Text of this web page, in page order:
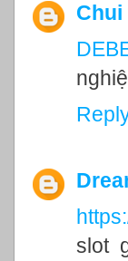
Chui
slot